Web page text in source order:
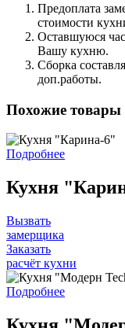
Предоплата
стоимости
Оставшуюся
Вашу кухню.
Сборка
доп.работы.
Похожие товары
Подробнее
Кухня
Вызвать
замерщика
Заказать
расчёт кухни
Подробнее